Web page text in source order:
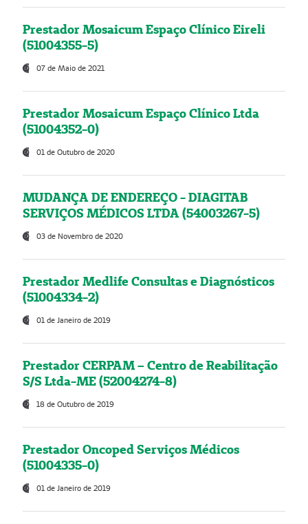
Prestador Mosaicum Espaço Clínico Eireli
(51004355-5)
07 de Maio de 2021
Prestador Mosaicum Espaço Clínico Ltda
(51004352-0)
01 de Outubro de 2020
MUDANÇA DE ENDEREÇO - DIAGITAB
SERVIÇOS MÉDICOS LTDA (54003267-5)
03 de Novembro de 2020
Prestador Medlife Consultas e Diagnósticos
(51004334-2)
01 de Janeiro de 2019
Prestador CERPAM – Centro de Reabilitação
S/S Ltda-ME (52004274-8)
18 de Outubro de 2019
Prestador Oncoped Serviços Médicos
(51004335-0)
01 de Janeiro de 2019